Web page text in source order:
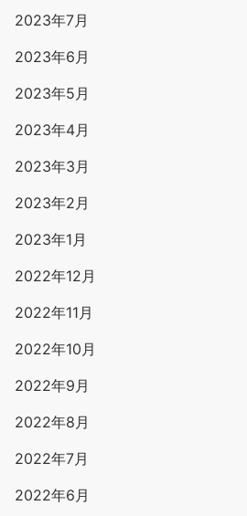
2023年7月
2023年6月
2023年5月
2023年4月
2023年3月
2023年2月
2023年1月
2022年12月
2022年11月
2022年10月
2022年9月
2022年8月
2022年7月
2022年6月